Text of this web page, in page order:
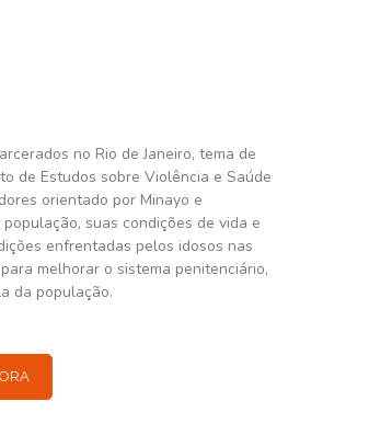
no Rio de Janeiro, tema de
de Estudos sobre Violência e Saúde
orientado por Minayo e
suas condições de vida e
enfrentadas pelos idosos nas
melhorar o sistema penitenciário,
da população.